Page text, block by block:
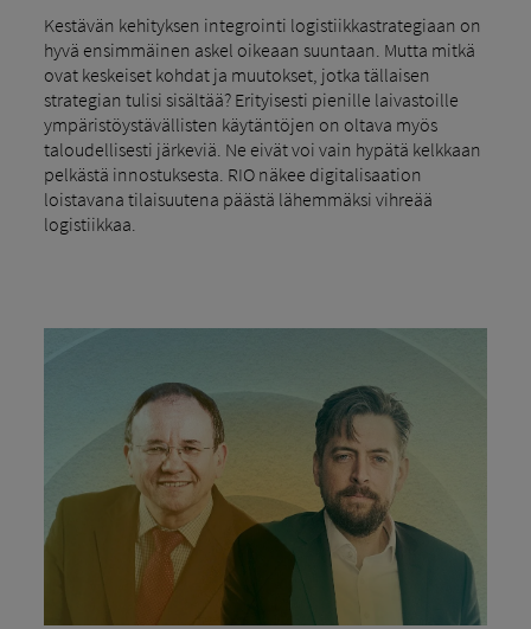
Kestävän kehityksen integrointi logistiikkastrategiaan on
hyvä ensimmäinen askel oikeaan suuntaan. Mutta mitkä
ovat keskeiset kohdat ja muutokset, jotka tällaisen
strategian tulisi sisältää? Erityisesti pienille laivastoille
ympäristöystävällisten käytäntöjen on oltava myös
taloudellisesti järkeviä. Ne eivät voi vain hypätä kelkkaan
pelkästä innostuksesta. RIO näkee digitalisaation
loistavana tilaisuutena päästä lähemmäksi vihreää
logistiikkaa.